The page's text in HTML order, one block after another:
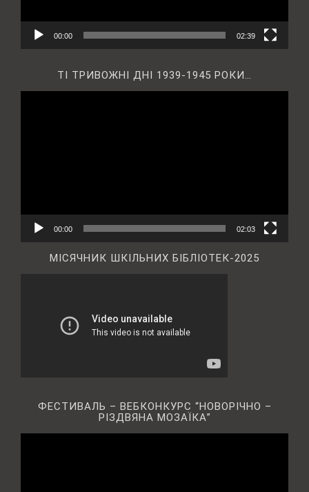
00:00 02:39
ТІ ТРИВОЖНІ ДНІ 1939-1945 РОКИ…
00:00 02:03
МІСЯЧНИК ШКІЛЬНИХ БІБЛІОТЕК-2025
ФЕСТИВАЛЬ – ВЕБКОНКУРС “НОВОРІЧНО –
РІЗДВЯНА МОЗАЇКА”